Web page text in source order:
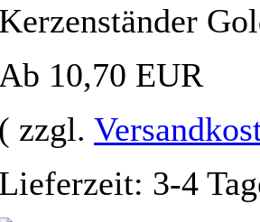
Kerzenständer
Ab 10,70 EUR
( zzgl.
Lieferzeit: 3-4